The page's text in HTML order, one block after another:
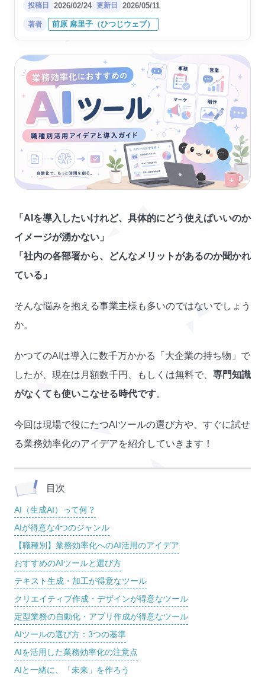
お知らせ/受付状況
投稿日 2026/02/24 更新日 2026/05/11
著者 前原 麻里子（ひつじウェブ）
「AIを導入したいけれど、具体的にどう使えばいいのか
イメージが湧かない」
「社内の各部署から、どんなメリットがあるのか聞かれ
ている」
そんな悩みを抱える事業主様も多いのではないでしょう
か。
かつてのAIは導入に数千万かかる「大企業の持ち物」で
したが、現在は月額数千円、もしくは無料で、 専門知識
がなくても使いこなせる時代です。
今回は現場で役にたつAIツールの選び方や、すぐに試せ
る業務効率化のアイデアを紹介していきます！
目次
AI（生成AI）って何？
AIが得意な4つのジャンル
【職種別】業務効率化へのAI活用のアイデア
おすすめのAIツールと選び方
テキスト生成・加工が得意なツール
クリエイティブ作成・デザインが得意なツール
定型業務の自動化・アプリ作成が得意なツール
AIツールの選び方：3つの基準
AIを活用した業務効率化の注意点
AIと一緒に、「未来」を作ろう